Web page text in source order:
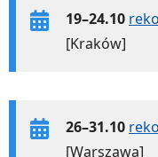
19–24.10
[Kraków]
26–31.10
[Warszawa]